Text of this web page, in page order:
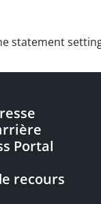
statement
Portal
recours